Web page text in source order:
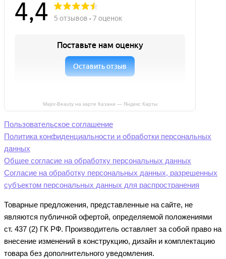
Major-Beauty на карте Казани — Яндекс Карты
Пользовательское соглашение
Политика конфиденциальности и обработки персональных
данных
Общее согласие на обработку персональных данных
Согласие на обработку персональных данных, разрешенных
субъектом персональных данных для распространения
Товарные предложения, представленные на сайте, не
являются публичной офертой, определяемой положениями
ст. 437 (2) ГК РФ. Производитель оставляет за собой право на
внесение изменений в конструкцию, дизайн и комплектацию
товара без дополнительного уведомления.